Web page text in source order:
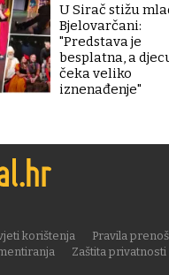
U Sirač stižu
Bjelovarčani:
"Predstava je
besplatna, a
čeka veliko
iznenađenje"
korištenja
Pravila
Zaštita privatnosti